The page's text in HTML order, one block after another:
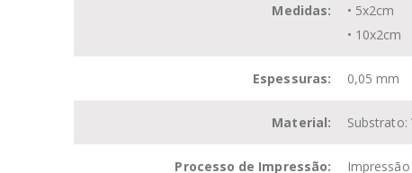
Medidas:
• 5x2cm
• 10x2cm
Espessuras: 0,05 mm
Material: Substrato:
Processo de Impressão: